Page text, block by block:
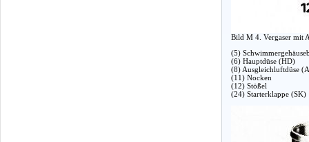
Bild M 4. Vergaser mit
(5)
(6) Hauptdüse (HD)
(8) Ausgleichluftdüse
(11) Nocken
(12) Stößel
(24) Starterklappe (SK)